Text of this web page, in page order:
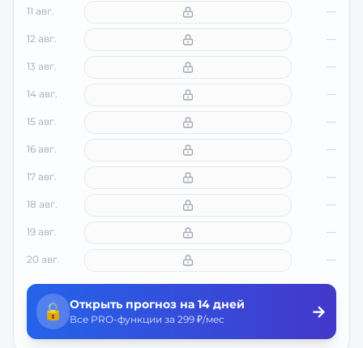
11 авг. —
12 авг. —
13 авг. —
14 авг. —
15 авг. —
16 авг. —
17 авг. —
18 авг. —
19 авг. —
20 авг. —
🔓 Открыть прогноз на 14 дней
Все PRO-функции за 299 ₽/мес →